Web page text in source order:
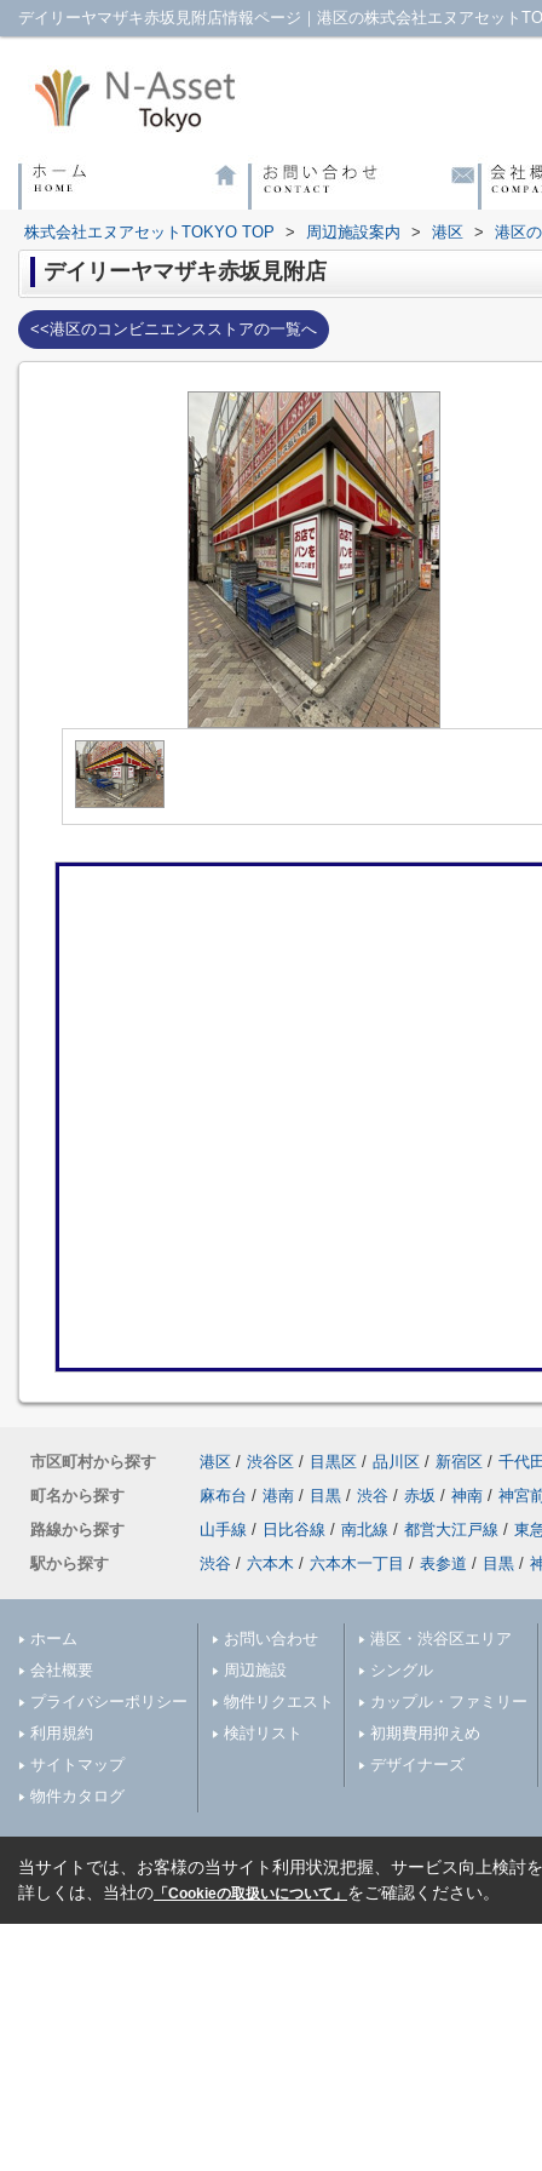
デイリーヤマザキ赤坂見附店情報ページ｜港区の株式会社エヌアセット
株式会社エヌアセットTOKYO TOP > 周辺施設案内 > 港区 > 港区
デイリーヤマザキ赤坂見附店
<<港区のコンビニエンスストアの一覧へ
市区町村から探す 港区 / 渋谷区 / 目黒区 / 品川区 / 新宿区 / 千代
町名から探す
麻布台 / 港南 / 目黒 / 渋谷 / 赤坂 / 神南 / 神宮
路線から探す
山手線 / 日比谷線 / 南北線 / 都営大江戸線 / 東
駅から探す
渋谷 / 六本木 / 六本木一丁目 / 表参道 / 目黒 /
ホーム
会社概要
プライバシーポリシー
利用規約
サイトマップ
物件カタログ
お問い合わせ
周辺施設
物件リクエスト
検討リスト
港区・渋谷区エリア
シングル
カップル・ファミリー
初期費用抑えめ
デザイナーズ
当サイトでは、お客様の当サイト利用状況把握、サービス向上検討
詳しくは、当社の 「Cookieの取扱いについて」 をご確認ください。